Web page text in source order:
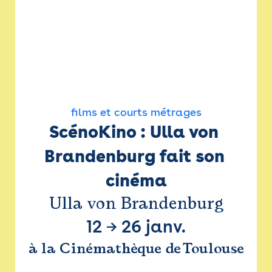
films et courts métrages
ScénoKino : Ulla von
Brandenburg fait son
cinéma
Ulla von Brandenburg
12 → 26 janv.
à la Cinémathèque de Toulouse